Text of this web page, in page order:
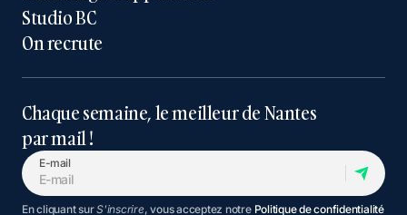
Studio BC
On recrute
Chaque semaine, le meilleur de Nantes
par mail !
E-mail
En cliquant surS'inscrire, vous acceptez notre Politique de confidentialité